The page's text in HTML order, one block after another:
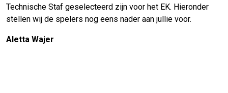
Technische Staf geselecteerd zijn voor het EK. Hieronder
stellen wij de spelers nog eens nader aan jullie voor.
Aletta Wajer